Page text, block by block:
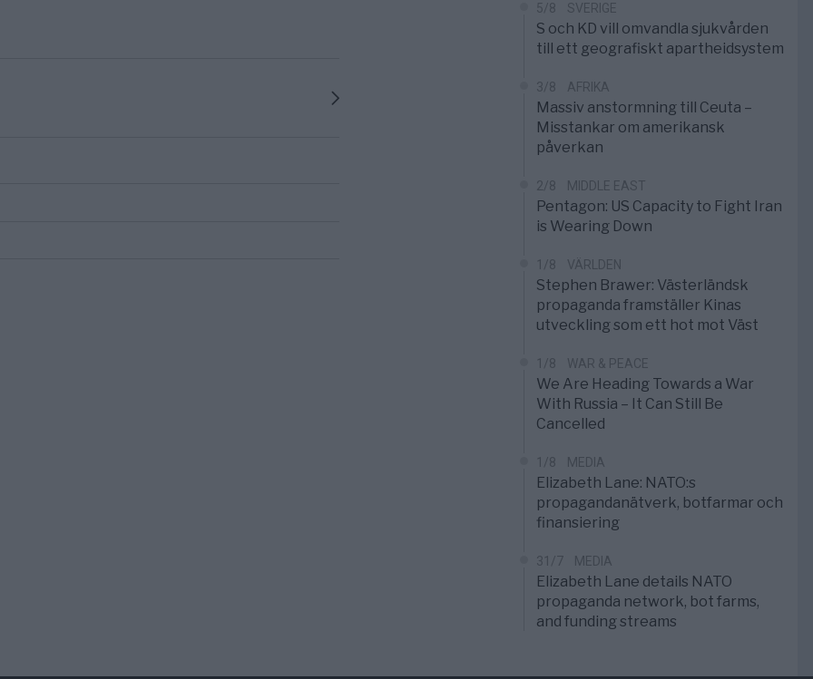
5/8 SVERIGE
S och KD vill omvandla sjukvården
till ett geografiskt apartheidsystem
3/8 AFRIKA
Massiv anstormning till Ceuta –
Misstankar om amerikansk
påverkan
2/8 MIDDLE EAST
Pentagon: US Capacity to Fight Iran
is Wearing Down
1/8 VÄRLDEN
Stephen Brawer: Västerländsk
propaganda framställer Kinas
utveckling som ett hot mot Väst
1/8 WAR & PEACE
We Are Heading Towards a War
With Russia – It Can Still Be
Cancelled
1/8 MEDIA
Elizabeth Lane: NATO:s
propagandanätverk, botfarmar och
finansiering
31/7 MEDIA
Elizabeth Lane details NATO
propaganda network, bot farms,
and funding streams